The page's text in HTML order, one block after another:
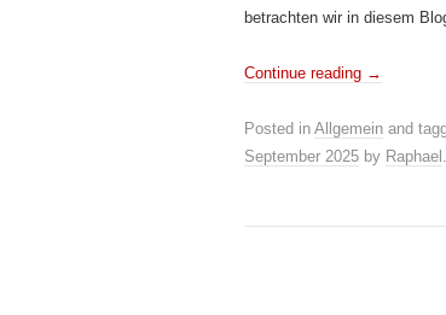
betrachten wir in diesem
Continue reading →
Posted in Allgemein and
September 2025 by Raphael .